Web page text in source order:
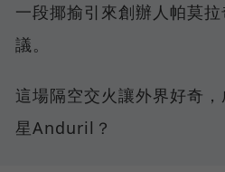
一段揶揄引來創辦人帕莫
議。
這場隔空交火讓外界好奇
星Anduril？